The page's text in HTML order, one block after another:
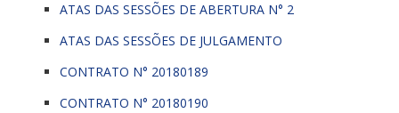
ATAS DAS SESSÕES DE ABERTURA N° 2
ATAS DAS SESSÕES DE JULGAMENTO
CONTRATO N° 20180189
CONTRATO N° 20180190